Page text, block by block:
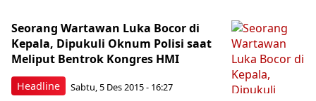
Headline
Seorang Wartawan Luka Bocor di
Kepala, Dipukuli Oknum Polisi saat
Meliput Bentrok Kongres HMI
Sabtu, 5 Des 2015 - 16:27